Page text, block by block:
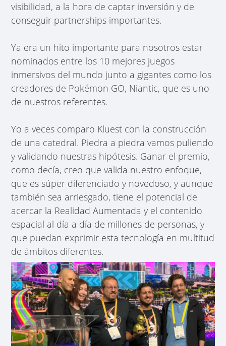
visibilidad, a la hora de captar inversión y de
conseguir partnerships importantes.
Ya era un hito importante para nosotros estar
nominados entre los 10 mejores juegos
inmersivos del mundo junto a gigantes como los
creadores de Pokémon GO, Niantic, que es uno
de nuestros referentes.
Yo a veces comparo Kluest con la construcción
de una catedral. Piedra a piedra vamos puliendo
y validando nuestras hipótesis. Ganar el premio,
como decía, creo que valida nuestro enfoque,
que es súper diferenciado y novedoso, y aunque
también sea arriesgado, tiene el potencial de
acercar la Realidad Aumentada y el contenido
espacial al día a día de millones de personas, y
que puedan exprimir esta tecnología en multitud
de ámbitos diferentes.